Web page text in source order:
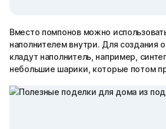
Вместо помпонов можно
наполнителем внутри. Для создания
кладут наполнитель, например,
небольшие шарики, которые потом